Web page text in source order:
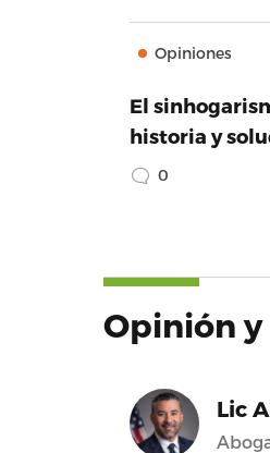
Opiniones
El
historia y
0
Opinión
Lic